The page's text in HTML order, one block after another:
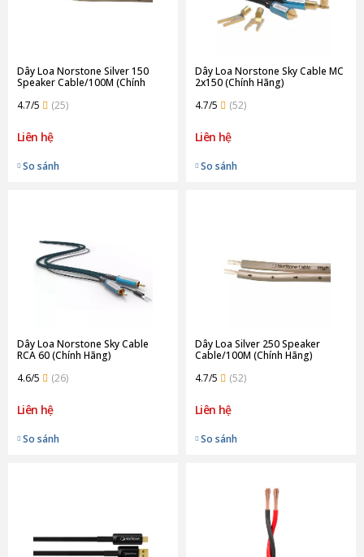
Dây Loa Norstone Silver 150
Speaker Cable/100M (Chính
4.7/5
(25)
Liên hệ
So sánh
Dây Loa Norstone Sky Cable MC
2x150 (Chính Hãng)
4.7/5
(52)
Liên hệ
So sánh
Dây Loa Norstone Sky Cable
RCA 60 (Chính Hãng)
4.6/5
(26)
Liên hệ
So sánh
Dây Loa Silver 250 Speaker
Cable/100M (Chính Hãng)
4.7/5
(52)
Liên hệ
So sánh